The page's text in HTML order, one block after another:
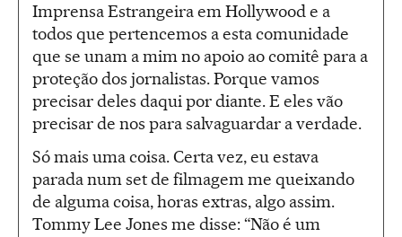
Imprensa Estrangeira em Hollywood e a
todos que pertencemos a esta comunidade
que se unam a mim no apoio ao comitê para a
proteção dos jornalistas. Porque vamos
precisar deles daqui por diante. E eles vão
precisar de nos para salvaguardar a verdade.
Só mais uma coisa. Certa vez, eu estava
parada num set de filmagem me queixando
de alguma coisa, horas extras, algo assim.
Tommy Lee Jones me disse: “Não é um